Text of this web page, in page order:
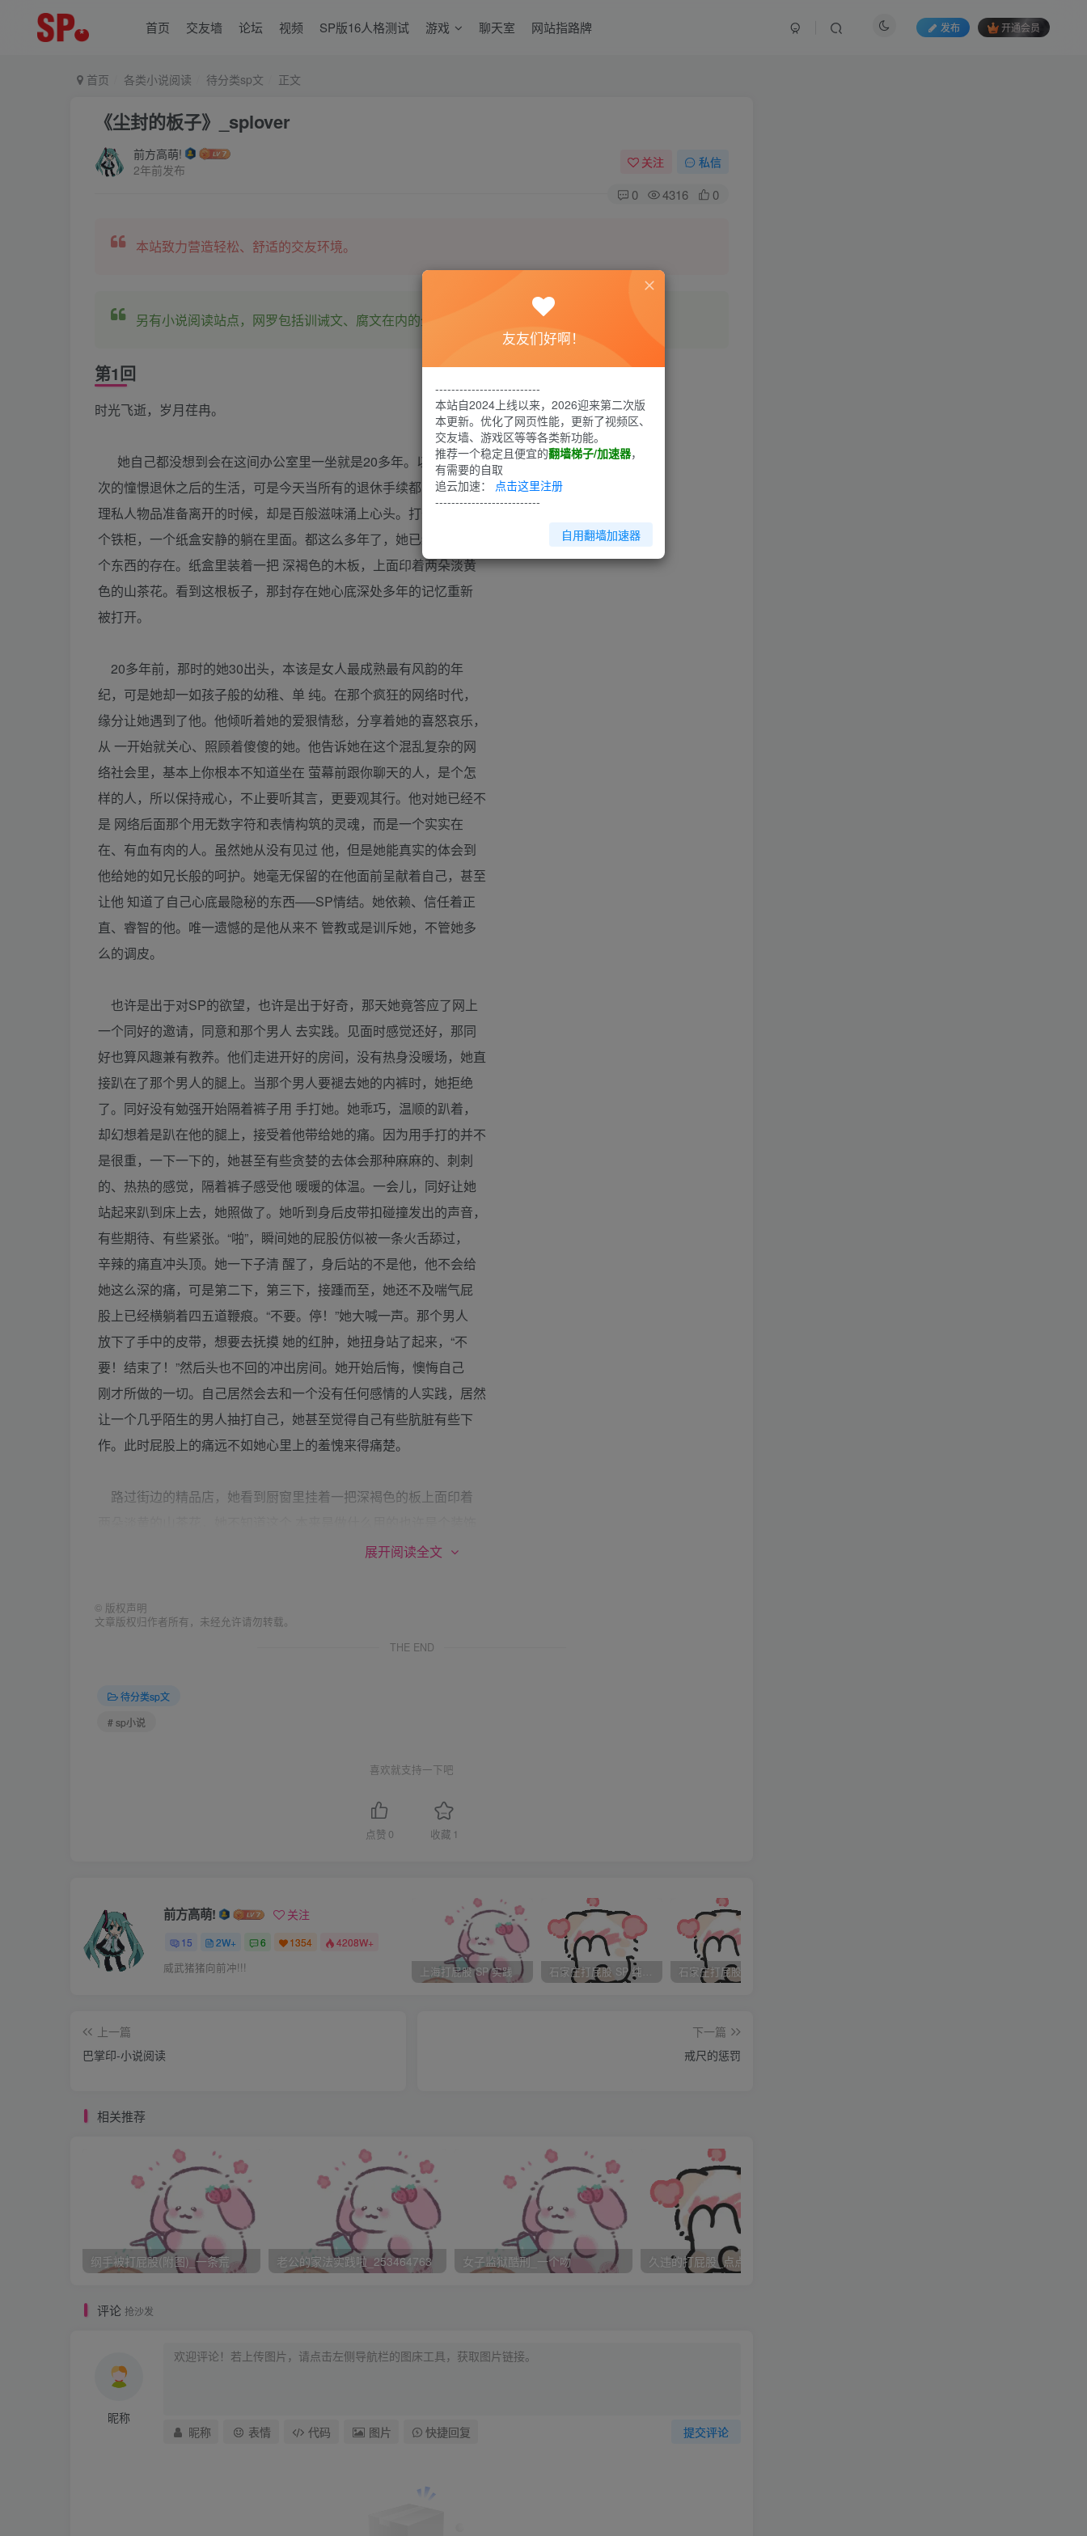
首页 交友墙 论坛 视频 SP版16人格测试 游戏 聊天室 网站指路牌 发布 开通会员
首页 各类小说阅读 待分类sp文 正文
《尘封的板子》_splover
前方高萌!
2年前发布
关注 私信
0 4316 0
本站致力营造轻松、舒适的交友环境。
另有小说阅读站点，网罗包括训诫文、腐文在内的全网书源。
第1回
时光飞逝，岁月荏冉。
她自己都没想到会在这间办公室里一坐就是20多年。以前曾无数
次的憧憬退休之后的生活，可是今天当所有的退休手续都已办妥，整
理私人物品准备离开的时候，却是百般滋味涌上心头。打开最后一
个铁柜，一个纸盒安静的躺在里面。都这么多年了，她已经淡忘了这
个东西的存在。纸盒里装着一把 深褐色的木板，上面印着两朵淡黄
色的山茶花。看到这根板子，那封存在她心底深处多年的记忆重新
被打开。
20多年前，那时的她30出头，本该是女人最成熟最有风韵的年
纪，可是她却一如孩子般的幼稚、单 纯。在那个疯狂的网络时代，
缘分让她遇到了他。他倾听着她的爱狠情愁，分享着她的喜怒哀乐，
从 一开始就关心、照顾着傻傻的她。他告诉她在这个混乱复杂的网
络社会里，基本上你根本不知道坐在 萤幕前跟你聊天的人，是个怎
样的人，所以保持戒心，不止要听其言，更要观其行。他对她已经不
是 网络后面那个用无数字符和表情构筑的灵魂，而是一个实实在
在、有血有肉的人。虽然她从没有见过 他，但是她能真实的体会到
他给她的如兄长般的呵护。她毫无保留的在他面前呈献着自己，甚至
让他 知道了自己心底最隐秘的东西—–SP情结。她依赖、信任着正
直、睿智的他。唯一遗憾的是他从来不 管教或是训斥她，不管她多
么的调皮。
也许是出于对SP的欲望，也许是出于好奇，那天她竟答应了网上
一个同好的邀请，同意和那个男人 去实践。见面时感觉还好，那同
好也算风趣兼有教养。他们走进开好的房间，没有热身没暖场，她直
接趴在了那个男人的腿上。当那个男人要褪去她的内裤时，她拒绝
了。同好没有勉强开始隔着裤子用 手打她。她乖巧，温顺的趴着，
却幻想着是趴在他的腿上，接受着他带给她的痛。因为用手打的并不
是很重，一下一下的，她甚至有些贪婪的去体会那种麻麻的、刺刺
的、热热的感觉，隔着裤子感受他 暖暖的体温。一会儿，同好让她
站起来趴到床上去，她照做了。她听到身后皮带扣碰撞发出的声音，
有些期待、有些紧张。“啪”，瞬间她的屁股仿似被一条火舌舔过，
辛辣的痛直冲头顶。她一下子清 醒了，身后站的不是他，他不会给
她这么深的痛，可是第二下，第三下，接踵而至，她还不及喘气屁
股上已经横躺着四五道鞭痕。“不要。停！”她大喊一声。那个男人
放下了手中的皮带，想要去抚摸 她的红肿，她扭身站了起来，“不
要！结束了！”然后头也不回的冲出房间。她开始后悔，懊悔自己
刚才所做的一切。自己居然会去和一个没有任何感情的人实践，居然
让一个几乎陌生的男人抽打自己，她甚至觉得自己有些肮脏有些下
作。此时屁股上的痛远不如她心里上的羞愧来得痛楚。
路过街边的精品店，她看到厨窗里挂着一把深褐色的板上面印着
品，可是现在对她来说却是一个手板。她进去把它买了下来。然后上
她的无知与轻浮。
当她泪雨滂沱的向他讲诉着刚才发生的故事。她以为他会生气他
笑的脸。她还没来得及告诉他心理上的难过其实比身上更痛，但是那
张笑而不答的脸，让她咽下了所有的话。她是他的什么？他为什么要
的眼泪。她关掉了QQ也关掉了心里那扇不设防的门，她收起了那个
20多年过去了，那块板子竟依然崭新。20多年过去了，当她重
又想起他，竟有一种暖暖的痛。。。。。
展开阅读全文
© 版权声明
文章版权归作者所有，未经允许请勿转载。
THE END
待分类sp文
# sp小说
喜欢就支持一下吧
点赞 0 收藏 1
前方高萌! 关注
15 2W+ 6 1354 4208W+
威武猪猪向前冲!!! 上海打屁股 SP 实践 石家庄打屁股 SP 纯实践
上一篇
巴掌印-小说阅读
下一篇
戒尺的惩罚
相关推荐
纲手被打屁股(附图)_一条荒 老公的家法实践啦_253464763 女子监狱酷刑_一个吻 久违的打屁股_点点
评论 抢沙发
昵称
提交评论
昵称 表情 代码 图片 快捷回复
友友们好啊！
--------------------------
本站自2024上线以来，2026迎来第二次版
本更新。优化了网页性能，更新了视频区、
交友墙、游戏区等等各类新功能。
推荐一个稳定且便宜的翻墙梯子/加速器，
有需要的自取
追云加速： 点击这里注册
--------------------------
自用翻墙加速器